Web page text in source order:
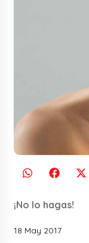
¡No lo hagas!
18 May 2017